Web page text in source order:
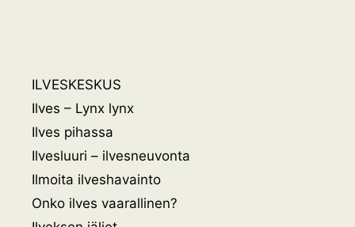
ILVESKESKUS
Ilves – Lynx lynx
Ilves pihassa
Ilvesluuri – ilvesneuvonta
Ilmoita ilveshavainto
Onko ilves vaarallinen?